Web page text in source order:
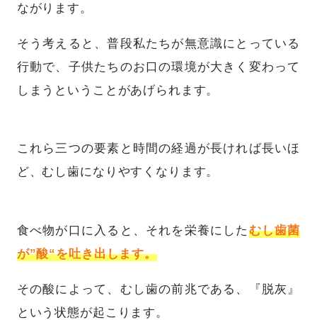
ながります。
そう考えると、普段私たちが無意識にとっている
行動で、子供たちのお口の環境が大きく変わって
しまうということがあげられます。
これら三つの要素と時間の経過が長ければ長いほ
ど、むし歯になりやすくなります。
食べ物が口に入ると、それを栄養にした むし歯菌
が”酸“を吐き出します。
その酸によって、むし歯の前兆である、『脱灰』
という状態が起こります。